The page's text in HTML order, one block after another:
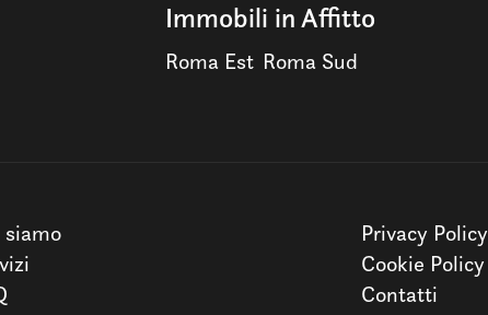
Immobili in Affitto
Roma Est Roma Sud
siamo
Privacy Policy
Cookie Policy
Contatti